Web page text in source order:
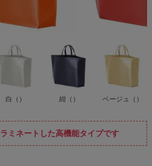
白（） 紺（） ベージュ（）
ミネートした高機能タイプです